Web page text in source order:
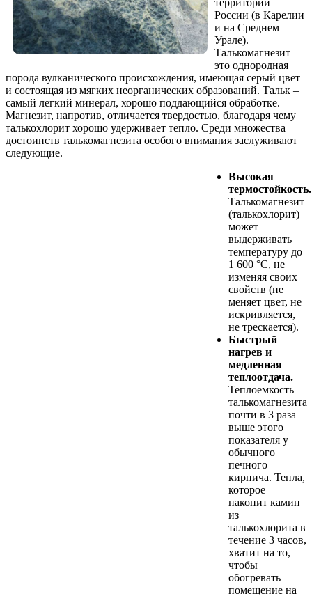
территории
России (в Карелии
и на Среднем
Урале).
Талькомагнезит –
это однородная
порода вулканического происхождения, имеющая серый цвет
и состоящая из мягких неорганических образований. Тальк –
самый легкий минерал, хорошо поддающийся обработке.
Магнезит, напротив, отличается твердостью, благодаря чему
талькохлорит хорошо удерживает тепло. Среди множества
достоинств талькомагнезита особого внимания заслуживают
следующие.
Высокая
термостойкость.
Талькомагнезит
(талькохлорит)
может
выдерживать
температуру до
1 600 °С, не
изменяя своих
свойств (не
меняет цвет, не
искривляется,
не трескается).
Быстрый
нагрев и
медленная
теплоотдача.
Теплоемкость
талькомагнезита
почти в 3 раза
выше этого
показателя у
обычного
печного
кирпича. Тепла,
которое
накопит камин
из
талькохлорита в
течение 3 часов,
хватит на то,
чтобы
обогревать
помещение на